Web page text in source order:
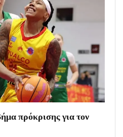
πρόκρισης για τον